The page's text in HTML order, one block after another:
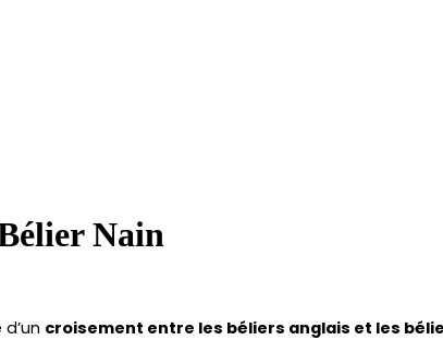
Nain
croisement entre les béliers anglais et les